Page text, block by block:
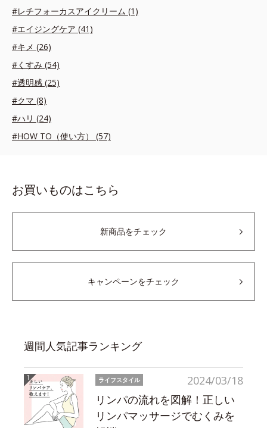
#レチフォーカスアイクリーム (1)
#エイジングケア (41)
#キメ (26)
#くすみ (54)
#透明感 (25)
#クマ (8)
#ハリ (24)
#HOW TO（使い方） (57)
お買いものはこちら
新商品をチェック
キャンペーンをチェック
週間人気記事ランキング
2024/03/18
ライフスタイル
リンパの流れを図解！正しい
リンパマッサージでむくみを